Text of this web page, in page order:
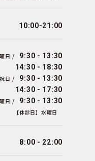
10:00-21:00
日 /
9:30 - 13:30
14:30 - 18:30
日 /
9:30 - 13:30
14:30 - 17:30
日 / 9:30 - 13:30
【休診日】水曜日
8:00 - 22:00